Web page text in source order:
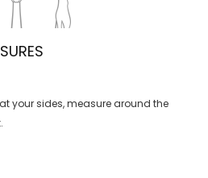
your sides, measure around the